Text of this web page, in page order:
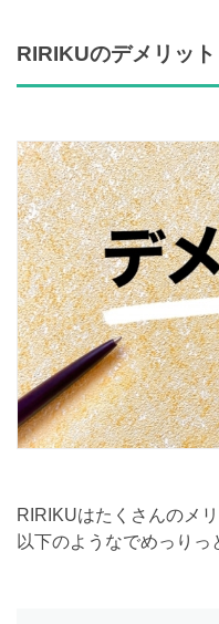
RIRIKUのデメリット
RIRIKUはたくさんのメ
以下のようなでめっりっ